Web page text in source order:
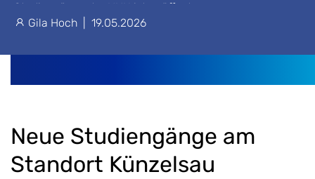
Studiengänge der HHN ist geöffnet.
Gila Hoch
19.05.2026
Neue Studiengänge am
Standort Künzelsau